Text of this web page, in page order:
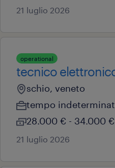
21 luglio 2026
operational
tecnico
schio, veneto
tempo
28.000 € - 34.000
21 luglio 2026